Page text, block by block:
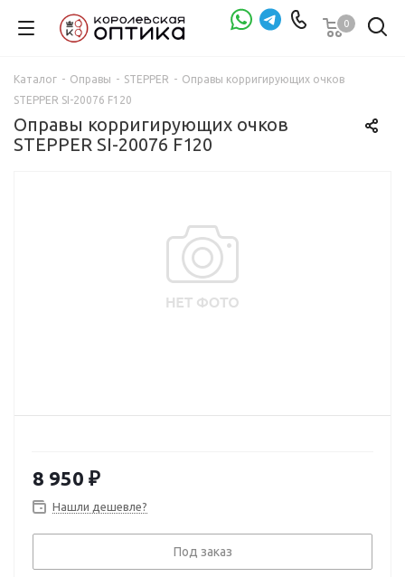
0
Каталог - Оправы - STEPPER - Оправы корригирующих очков
STEPPER SI-20076 F120
Оправы корригирующих очков
STEPPER SI-20076 F120
8 950 ₽
Нашли дешевле?
Под заказ